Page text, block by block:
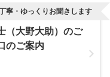
（大野大助）のご
のご案内
寧・ゆっくりお聞きします